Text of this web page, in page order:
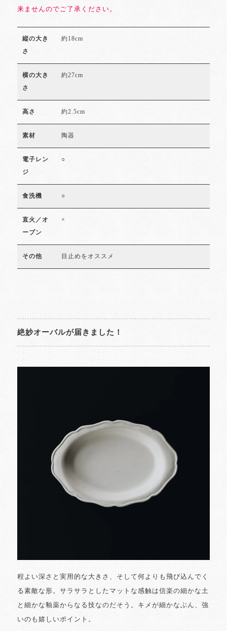
来ませんのでご了承ください。
縦の大き
さ
約18cm
横の大き
さ
約27cm
高さ 約2.5cm
素材 陶器
電子レン
ジ
○
食洗機 ○
直火／オ
ーブン
×
その他 目止めをオススメ
絶妙オーバルが届きました！
程よい深さと実用的な大きさ、そして何よりも飛び込んでく
る素敵な形。サラサラとしたマットな感触は信楽の細かな土
と細かな釉薬からなる技なのだそう。キメが細かなぶん、強
いのも嬉しいポイント。